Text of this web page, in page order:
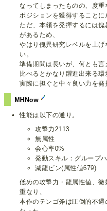
なってしまったものの、度
ポジションを獲得することに
ただ、本領を発揮するには
があるため、
やはり傀異研究レベルを上
い。
準備期間は長いが、何とも
比べるとかなり躍進出来る環
実際に担ぐと中々良い力を発
MHNow
性能は以下の通り。
攻撃力2113
無属性
会心率0%
発動スキル：グループ
滅龍ビン(属性値679)
低めの攻撃力・龍属性値、
重なり、
本作のテンゴ斧は圧倒的不